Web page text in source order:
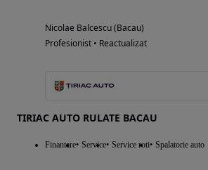
Nicolae Balcescu (Bacau)
Profesionist • Reactualizat
TIRIAC AUTO RULATE BACAU
Finantare Service Service roti Spalatorie auto